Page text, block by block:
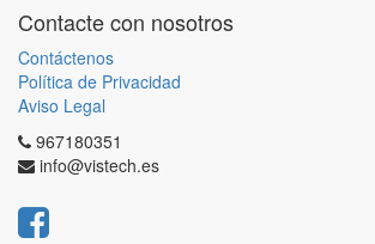
Contacte con nosotros
Contáctenos
Política de Privacidad
Aviso Legal
967180351
info@vistech.es